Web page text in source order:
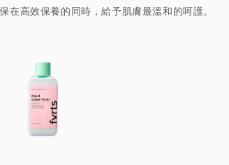
高效保養的同時，給予肌膚最溫和的呵護。